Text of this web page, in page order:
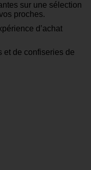
sur une sélection
proches.
d’achat
et de confiseries de